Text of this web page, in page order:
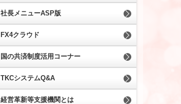
社長メニューASP版
FX4クラウド
国の共済制度活用コーナー
TKCシステムQ&A
経営革新等支援機関とは